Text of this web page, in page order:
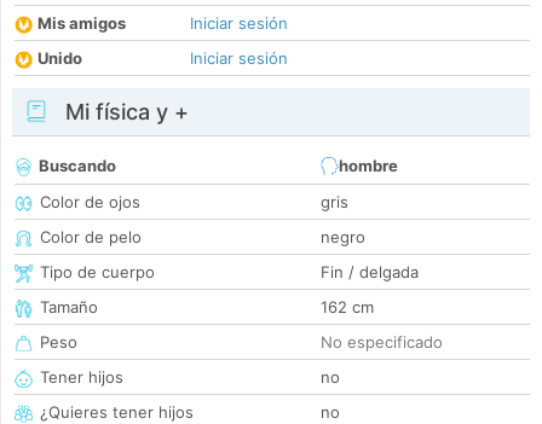
Mis amigos
Iniciar sesión
Unido
Iniciar sesión
Mi física y +
Buscando
hombre
Color de ojos
gris
Color de pelo
negro
Tipo de cuerpo
Fin / delgada
Tamaño
162 cm
Peso
No especificado
Tener hijos
no
¿Quieres tener hijos
no